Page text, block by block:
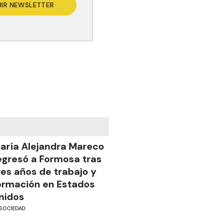
NEWSLETTER
Alejandra Mareco
a Formosa tras
años de trabajo y
en Estados